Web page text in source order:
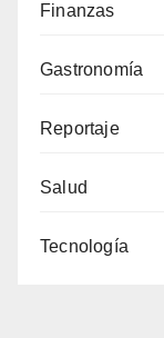
Finanzas
Gastronomía
Reportaje
Salud
Tecnología